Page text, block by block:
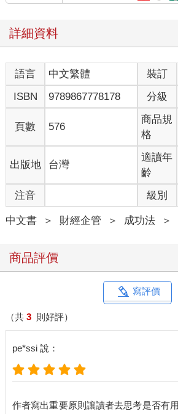
（即風險調整後的報酬）會如何提升。我
這張簡單的圖對我而言有如當頭棒喝，應
mc2 時那股衝擊的力道一樣：我看到有十
又彼此不相關的收益流，我可以在不降低
降低風險。這個道理很簡單，如果實際的
論一樣，那將是一大突破。我把它稱之為
它帶我通往賺錢之路，這也是我們學習過
我們發現的原則同樣適用於所有賺錢的方
店、經營一家科技公司，還是做其他任何
收益。同時擁有幾個相關性低的收益來源
而且知道如何把這些收益組合在一起要比
然，你必須兩個都做過才能比較）。
在當時（今天也是如此），大多數基金經
們只會管理單一類別的資產：股票經理管
債券等等。他們的客戶給他們錢，期望能
資特定資產所得到的超額報酬〔例如，加
股票〕。但是同一個資產類別中的個別資
圖表顯示的那樣，一位股票經理把一千檔
票納入投資組合中，相較於只選擇了五檔
風險分散。用圖表顯示的方式來平衡我們
易擊敗那些人。
由於我有系統地記錄我的投資原則和預期
集了大量不相關的收益流。事實上，我有
我們交易了許多不同的資產類別，而且在
了許多基本的交易規則並進行了測試，我
的收益流可以選擇。
詳細資料
語言 中文繁體 裝訂
ISBN
9789867778178 分級
頁數 576
商品規
格
出版地 台灣
適讀年
齡
注音 級別
中文書 ＞ 財經企管 ＞ 成功法 ＞
商品評價
寫評價
（共 3 則好評）
pe*ssi 說：
作者寫出重要原則讓讀者去思考是否有